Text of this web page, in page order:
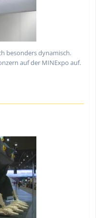
besonders dynamisch.
auf der MINExpo auf.